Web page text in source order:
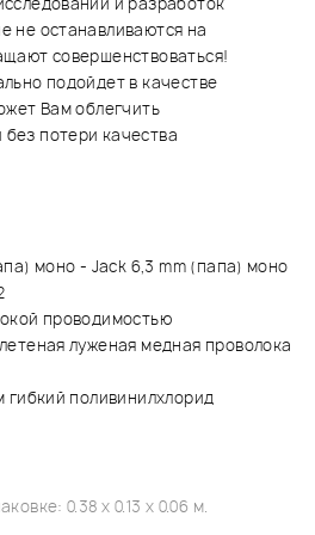
не останавливаются на
совершенствоваться!
подойдет в качестве
Вам облегчить
потери качества
моно - Jack 6,3 mm (папа) моно
проводимостью
луженая медная проволока
гибкий поливинилхлорид
0.38 x 0.13 x 0.06 м.